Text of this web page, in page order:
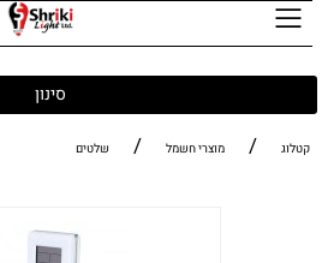
סינון
קטלוג / מוצרי חשמל / שלטים